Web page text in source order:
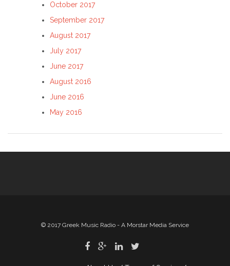
October 2017
September 2017
August 2017
July 2017
June 2017
August 2016
June 2016
May 2016
© 2017 Greek Music Radio - A Morstar Media Service